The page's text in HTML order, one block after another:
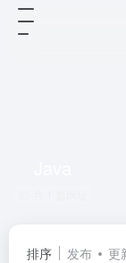
排序 发布 更